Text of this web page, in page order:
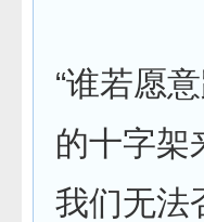
“谁若愿
的十字架
我们无法